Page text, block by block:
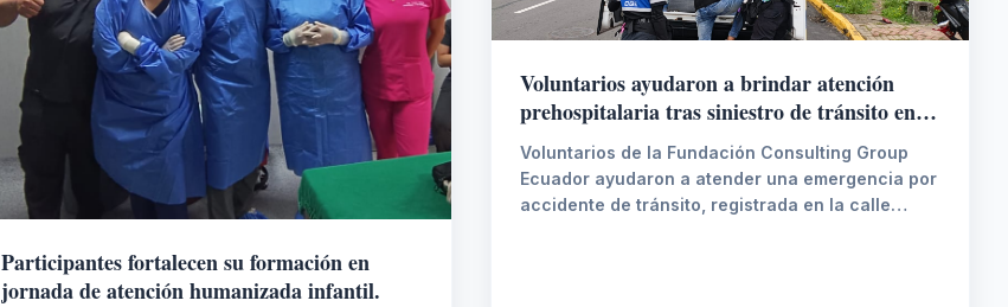
Participantes fortalecen su formación en
jornada de atención humanizada infantil.
Voluntarios ayudaron a brindar atención
prehospitalaria tras siniestro de tránsito en la
Zona Rosa
Voluntarios de la Fundación Consulting Group
Ecuador ayudaron a atender una emergencia por
accidente de tránsito, registrada en la calle